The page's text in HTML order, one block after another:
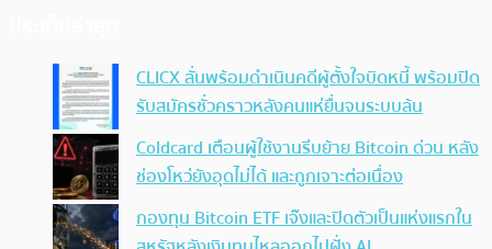
CLICX ลั่นพร้อมดำเนินคดีผู้ตั้งใจบิดหนี้ พร้อมปิด
รับสมัครชั่วคราวหลังคนแห่ยื่นจนระบบล้น
Coldcard เตือนผู้ใช้งานรีบย้าย Bitcoin ด่วน หลัง
ช่องโหว่ยังอุดไม่ได้ และถูกเจาะต่อเนื่อง
กองทุน Bitcoin ETF เจ๊งและปิดตัวเป็นแห่งแรกใน